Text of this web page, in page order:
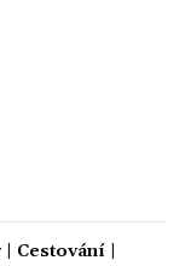
| Cestování|